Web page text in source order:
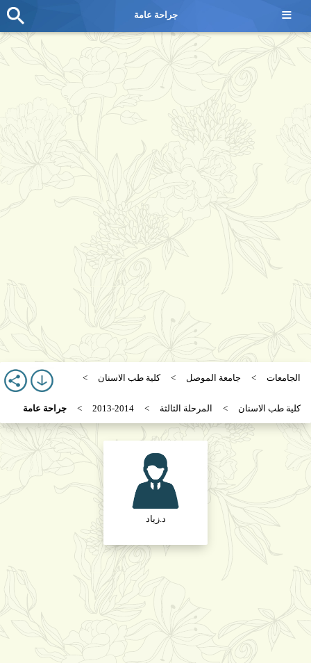
الجامعات جامعة الموصل كلية طب الاسنان
كلية طب الاسنان المرحلة الثالثة 2013-2014 جراحة عامة
د.زياد
≡ جراحة عامة